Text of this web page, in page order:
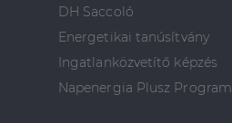
DH Saccoló
Energetikai tanúsítvány
Ingatlanközvetítő képzés
Napenergia Plusz Program